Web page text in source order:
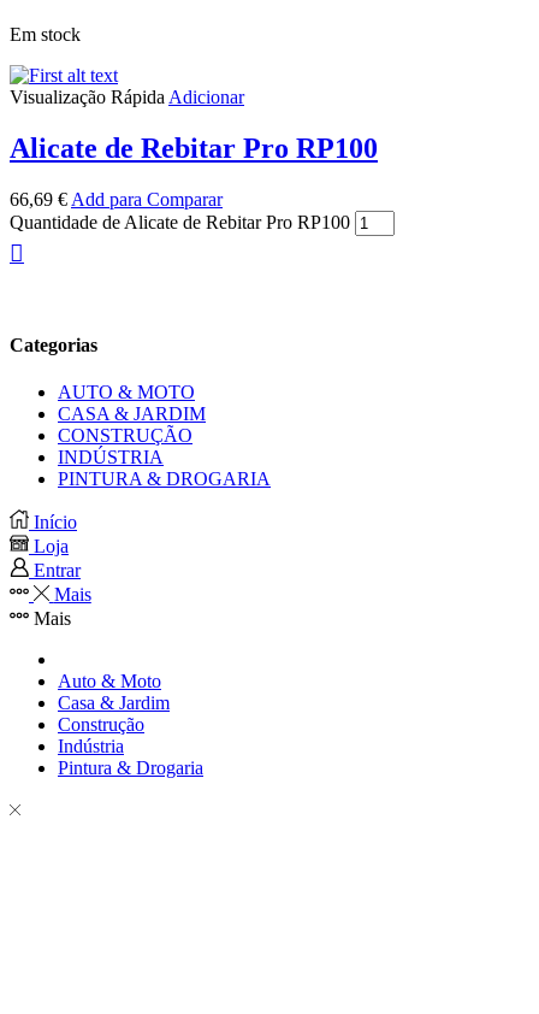
Em stock
Visualização Rápida Adicionar
Alicate de Rebitar Pro RP100
66,69 € Add para Comparar
Quantidade de Alicate de Rebitar Pro RP100
Categorias
AUTO & MOTO
CASA & JARDIM
CONSTRUÇÃO
INDÚSTRIA
PINTURA & DROGARIA
Início
Loja
Entrar
Mais
Mais
Auto & Moto
Casa & Jardim
Construção
Indústria
Pintura & Drogaria